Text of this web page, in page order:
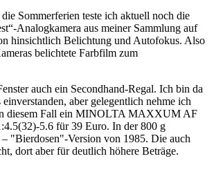
Sommerferien teste ich aktuell noch die
Analogkamera aus meiner Sammlung auf
hinsichtlich Belichtung und Autofokus. Also
belichtete Farbfilm zum
auch ein Secondhand-Regal. Ich bin da
aber gelegentlich nehme ich
diesem Fall ein MINOLTA MAXXUM AF
5.6 für 39 Euro. In der 800 g
"Bierdosen"-Version von 1985. Die auch
dort aber für deutlich höhere Beträge.